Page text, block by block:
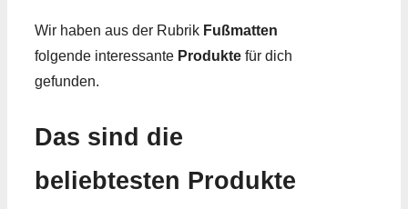
Wir haben aus der Rubrik Fußmatten
folgende interessante Produkte für dich
gefunden.
Das sind die
beliebtesten Produkte